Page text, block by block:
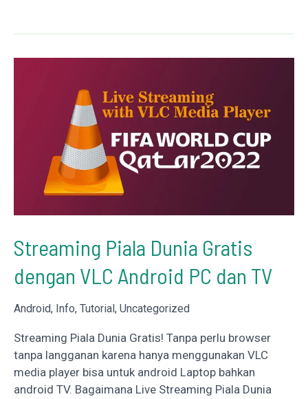
Jawa
Streaming Piala Dunia Gratis
dengan VLC Android PC dan TV
Android, Info, Tutorial, Uncategorized
Streaming Piala Dunia Gratis! Tanpa perlu browser
tanpa langganan karena hanya menggunakan VLC
media player bisa untuk android Laptop bahkan
android TV. Bagaimana Live Streaming Piala Dunia